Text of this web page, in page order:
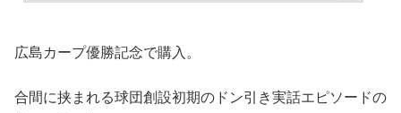
広島カープ優勝記念で購入。
合間に挟まれる球団創設初期のドン引き実話エピソードの